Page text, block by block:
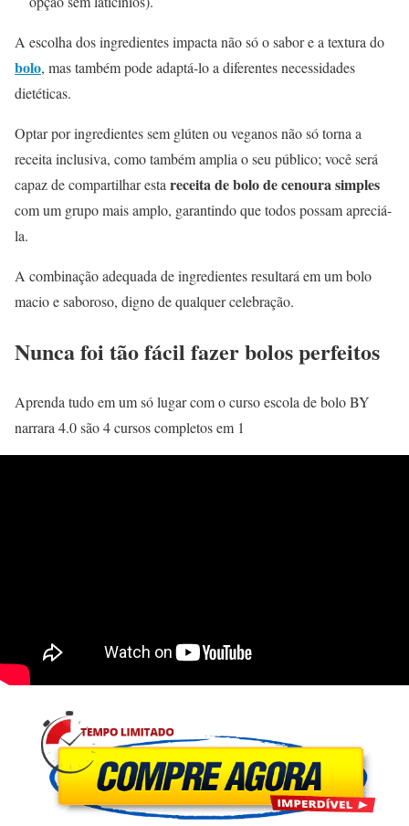
A escolha dos ingredientes impacta não só o sabor e a textura do
bolo, mas também pode adaptá-lo a diferentes necessidades
dietéticas.
Optar por ingredientes sem glúten ou veganos não só torna a
receita inclusiva, como também amplia o seu público; você será
capaz de compartilhar esta receita de bolo de cenoura simples
com um grupo mais amplo, garantindo que todos possam apreciá-
la.
A combinação adequada de ingredientes resultará em um bolo
macio e saboroso, digno de qualquer celebração.
Nunca foi tão fácil fazer bolos perfeitos
Aprenda tudo em um só lugar com o curso escola de bolo BY
narrara 4.0 são 4 cursos completos em 1